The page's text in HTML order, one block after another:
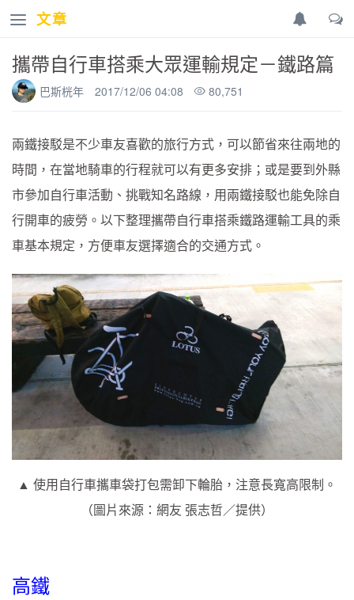
文章
攜帶自行車搭乘大眾運輸規定－鐵路篇
巴斯桄年 2017/12/06 04:08 80,751
兩鐵接駁是不少車友喜歡的旅行方式，可以節省來往兩地的
時間，在當地騎車的行程就可以有更多安排；或是要到外縣
市參加自行車活動、挑戰知名路線，用兩鐵接駁也能免除自
行開車的疲勞。以下整理攜帶自行車搭乘鐵路運輸工具的乘
車基本規定，方便車友選擇適合的交通方式。
▲ 使用自行車攜車袋打包需卸下輪胎，注意長寬高限制。
（圖片來源：網友 張志哲／提供）
高鐵